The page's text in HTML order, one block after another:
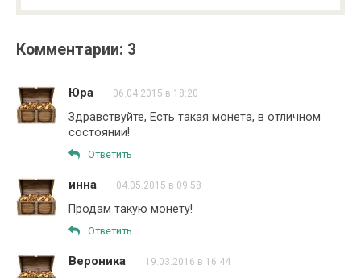
Комментарии: 3
Юра 06.04.2015 в 18:20
Здравствуйте, Есть такая монета, в отличном
состоянии!
Ответить
инна 04.05.2015 в 09:58
Продам такую монету!
Ответить
Вероника 19.03.2016 в 16:44